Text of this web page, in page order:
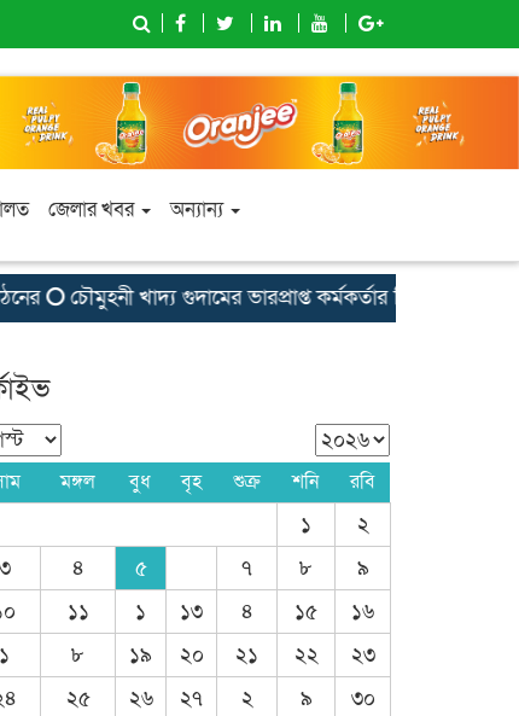
জেলার খবর অন্যান্য
চৌমুহনী খাদ্য গুদামের ভারপ্রাপ্ত কর্মকর্তার বিরুদ্ধে অনিয়ম-
মঙ্গল বুধ বৃহ শুক্র শনি রবি
১
২
৩
৪ ৫ ৭ ৮
৯
১১ ১ ১৩ ৪ ১৫
১৬
১
৮ ১৯ ২০ ২১ ২২
২৩
২৫ ২৬ ২৭ ২ ৯
৩০